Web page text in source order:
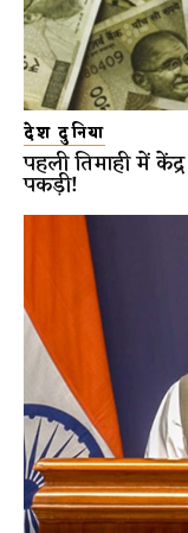
देश दुनिया
पहली तिमाही में केंद्र
पकड़ी!